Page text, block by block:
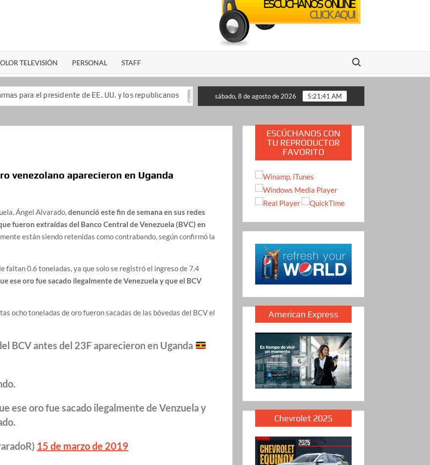
TELEVISIÓN PERSONAL STAFF
Buscar:
de EE. UU. y los republicanos Keiko Fujimori lo propone a Estados Unidos Crimen de la influencer
sábado, 8 de agosto de 2026 5:21:42 AM
venezolano aparecieron en Uganda
Ángel Alvarado,denunció este fin de semana en sus redes
fueron extraídas del Banco Central de Venezuela (BVC) en
están siendo retenidas como contrabando, según confirmó la
faltan 0.6 toneladas, ya que solo se registró el ingreso de 7.4
ese oro fue sacado ilegalmente de Venezuela y que el BCV
ocho toneladas de oro fueron sacadas de las bóvedas del BCV el
BCV antes del 23F aparecieron en Uganda
ese oro fue sacado ilegalmente de Venzuela y
15 de marzo de 2019
ESCÚCHANOS CON
TU REPRODUCTOR
FAVORITO
American Express
Chevrolet 2025